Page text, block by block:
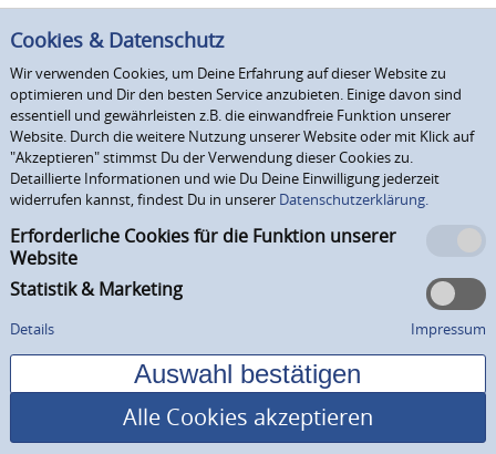
Cookies & Datenschutz
Wir verwenden Cookies, um Deine Erfahrung auf dieser Website zu
optimieren und Dir den besten Service anzubieten. Einige davon sind
essentiell und gewährleisten z.B. die einwandfreie Funktion unserer
Website. Durch die weitere Nutzung unserer Website oder mit Klick auf
"Akzeptieren" stimmst Du der Verwendung dieser Cookies zu.
Detaillierte Informationen und wie Du Deine Einwilligung jederzeit
widerrufen kannst, findest Du in unserer Datenschutzerklärung.
Erforderliche Cookies für die Funktion unserer
Website
Statistik & Marketing
Details Impressum
Alle Cookies akzeptieren